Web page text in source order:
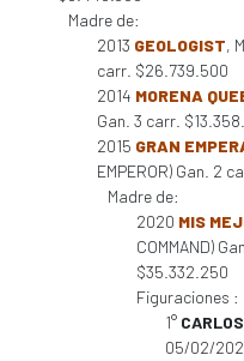
Madre de:
2013 GEOLOGIST,
carr. $26.739.500
2014 MORENA
Gan. 3 carr.
2015 GRAN
EMPEROR) Gan. 2
Madre de:
2020 MIS
COMMAND)
$35.332.250
Figuraciones :
1°
05/02/